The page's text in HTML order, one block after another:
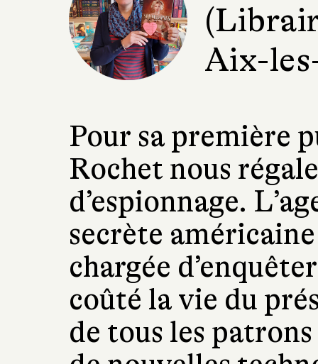
Aix-
Pour sa première
Rochet nous
d’espionnage.
secrète
chargée
coûté la vie du
de tous les